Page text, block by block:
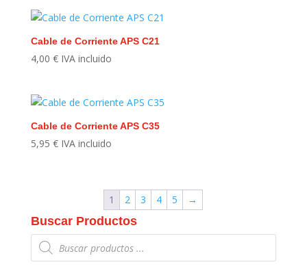
Cable de Corriente APS C21
4,00 € IVA incluido
Cable de Corriente APS C35
5,95 € IVA incluido
1 2 3 4 5 →
Buscar Productos
Búsqueda
de
productos